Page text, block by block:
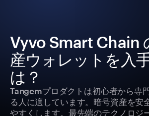
Vyvo Smart Chain
産ウォレットを入
は？
Tangemプロダクトは初心者から専
る人に適しています。暗号資産を安
やすくします。最先端のテクノロジ